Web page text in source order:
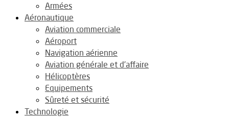
Armées
Aéronautique
Aviation commerciale
Aéroport
Navigation aérienne
Aviation générale et d’affaire
Hélicoptères
Equipements
Sûreté et sécurité
Technologie